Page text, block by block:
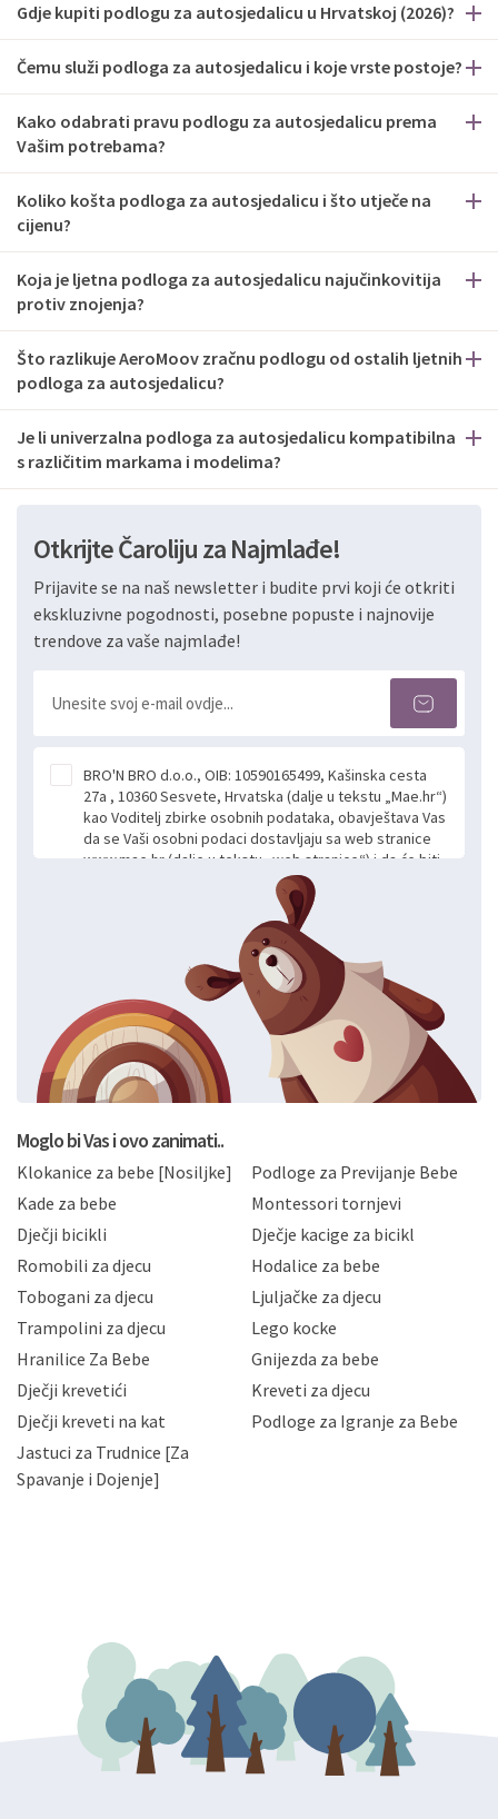
Gdje kupiti podlogu za autosjedalicu u Hrvatskoj (2026)?
Čemu služi podloga za autosjedalicu i koje vrste postoje?
Kako odabrati pravu podlogu za autosjedalicu prema
Vašim potrebama?
Koliko košta podloga za autosjedalicu i što utječe na
cijenu?
Koja je ljetna podloga za autosjedalicu najučinkovitija
protiv znojenja?
Što razlikuje AeroMoov zračnu podlogu od ostalih ljetnih
podloga za autosjedalicu?
Je li univerzalna podloga za autosjedalicu kompatibilna
s različitim markama i modelima?
Otkrijte Čaroliju za Najmlađe!
Prijavite se na naš newsletter i budite prvi koji će otkriti
ekskluzivne pogodnosti, posebne popuste i najnovije
trendove za vaše najmlađe!
BRO'N BRO d.o.o., OIB: 10590165499, Kašinska cesta
27a , 10360 Sesvete, Hrvatska (dalje u tekstu „Mae.hr“)
kao Voditelj zbirke osobnih podataka, obavještava Vas
da se Vaši osobni podaci dostavljaju sa web stranice
www.mae.hr (dalje u tekstu „web stranice“) i da će biti
obrađeni. Prihvaćanjem ove Izjave smatra se da
slobodno i izričito dajete privolu za prikupljanje i daljnju
obradu Vaših osobnih podataka koje ustupate Mae.hr
putem ovih web stranica u svrhu odgovora i daljnje
komunikacije na Vaš upit poslan kroz kontakt obrazac.
Radi se o dobrovoljnom davanju podataka te ovu
Izjavu niste dužni prihvatiti odnosno niste dužni unositi
svoje osobne podatke u jednu od prijavnih
formi/obrazaca dostupnih na ovim web stranicama.
BRO'N BRO d.o.o. će s Vašim osobnim podacima
postupati sukladno Općoj uredbi o zaštiti podataka
privatnosti i kolačića koju možete pročitati ovdje i
Hrvatske, a uvijek uz primjenu odgovarajućih tehničkih i
sigurnosnih mjera zaštite osobnih podataka od
neovlaštenog pristupa, zlouporabe, otkrivanja,
gubitka ili uništenja. Mae.hr štiti privatnost svojih
korisnika i posjetitelja web stranica, čuva povjerljivost
Vaših osobnih podataka te omogućava pristup i
priopćavanje osobnih podataka samo onim svojim
zaposlenicima kojima su isti potrebni radi provedbe
slučajevima koji su dozvoljeni zakonima. Napominjemo
da možete u svako doba, u potpunosti ili djelomice,
zatražiti prestanak aktivnosti obrade Vaših osobnih
podataka. Opoziv privole možete podnijeti poštom na
gore navedenu adresu ili e-mailom na adresu:
Moglo bi Vas i ovo zanimati..
Klokanice za bebe [Nosiljke]
Podloge za Previjanje Bebe
Kade za bebe
Montessori tornjevi
Dječji bicikli
Dječje kacige za bicikl
Romobili za djecu
Hodalice za bebe
Tobogani za djecu
Ljuljačke za djecu
Trampolini za djecu
Lego kocke
Hranilice Za Bebe
Gnijezda za bebe
Dječji krevetići
Kreveti za djecu
Dječji kreveti na kat
Podloge za Igranje za Bebe
Jastuci za Trudnice [Za
Spavanje i Dojenje]